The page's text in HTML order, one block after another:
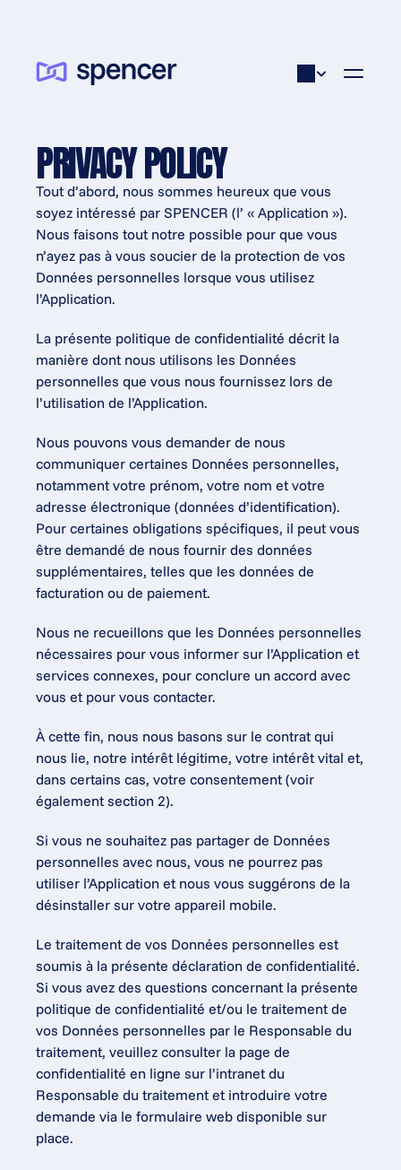
PRIVACY POLICY
Tout d’abord, nous sommes heureux que vous
soyez intéressé par SPENCER (l’ « Application »).
Nous faisons tout notre possible pour que vous
n’ayez pas à vous soucier de la protection de vos
Données personnelles lorsque vous utilisez
l’Application.
La présente politique de confidentialité décrit la
manière dont nous utilisons les Données
personnelles que vous nous fournissez lors de
l’utilisation de l’Application.
Nous pouvons vous demander de nous
communiquer certaines Données personnelles,
notamment votre prénom, votre nom et votre
adresse électronique (données d’identification).
Pour certaines obligations spécifiques, il peut vous
être demandé de nous fournir des données
supplémentaires, telles que les données de
facturation ou de paiement.
Nous ne recueillons que les Données personnelles
nécessaires pour vous informer sur l’Application et
services connexes, pour conclure un accord avec
vous et pour vous contacter.
À cette fin, nous nous basons sur le contrat qui
nous lie, notre intérêt légitime, votre intérêt vital et,
dans certains cas, votre consentement (voir
également section 2).
Si vous ne souhaitez pas partager de Données
personnelles avec nous, vous ne pourrez pas
utiliser l’Application et nous vous suggérons de la
désinstaller sur votre appareil mobile.
Le traitement de vos Données personnelles est
soumis à la présente déclaration de confidentialité.
Si vous avez des questions concernant la présente
politique de confidentialité et/ou le traitement de
vos Données personnelles par le Responsable du
traitement, veuillez consulter la page de
confidentialité en ligne sur l’intranet du
Responsable du traitement et introduire votre
demande via le formulaire web disponible sur
place.